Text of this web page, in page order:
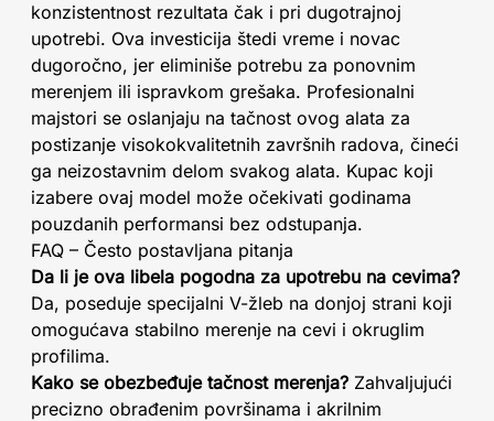
konzistentnost rezultata čak i pri dugotrajnoj
upotrebi. Ova investicija štedi vreme i novac
dugoročno, jer eliminiše potrebu za ponovnim
merenjem ili ispravkom grešaka. Profesionalni
majstori se oslanjaju na tačnost ovog alata za
postizanje visokokvalitetnih završnih radova, čineći
ga neizostavnim delom svakog alata. Kupac koji
izabere ovaj model može očekivati godinama
pouzdanih performansi bez odstupanja.
FAQ – Često postavljana pitanja
Da li je ova libela pogodna za upotrebu na cevima?
Da, poseduje specijalni V-žleb na donjoj strani koji
omogućava stabilno merenje na cevi i okruglim
profilima.
Kako se obezbeđuje tačnost merenja? Zahvaljujući
precizno obrađenim površinama i akrilnim